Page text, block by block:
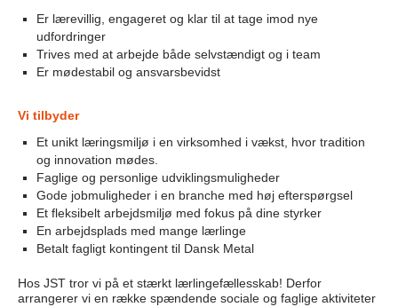
Er lærevillig, engageret og klar til at tage imod nye
udfordringer
Trives med at arbejde både selvstændigt og i team
Er mødestabil og ansvarsbevidst
Vi tilbyder
Et unikt læringsmiljø i en virksomhed i vækst, hvor tradition
og innovation mødes.
Faglige og personlige udviklingsmuligheder
Gode jobmuligheder i en branche med høj efterspørgsel
Et fleksibelt arbejdsmiljø med fokus på dine styrker
En arbejdsplads med mange lærlinge
Betalt fagligt kontingent til Dansk Metal
Hos JST tror vi på et stærkt lærlingefællesskab! Derfor
arrangerer vi en række spændende sociale og faglige aktiviteter